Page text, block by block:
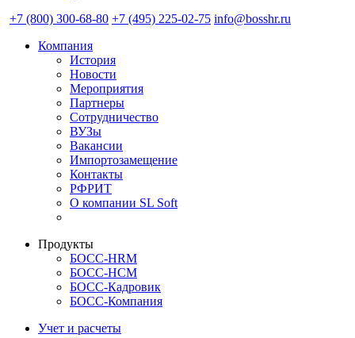
+7 (800) 300-68-80 +7 (495) 225-02-75 info@bosshr.ru
Компания
История
Новости
Мероприятия
Партнеры
Сотрудничество
ВУЗы
Вакансии
Импортозамещение
Контакты
РФРИТ
О компании SL Soft
Продукты
БОСС-HRM
БОСС-HCM
БОСС-Кадровик
БОСС-Компания
Учет и расчеты